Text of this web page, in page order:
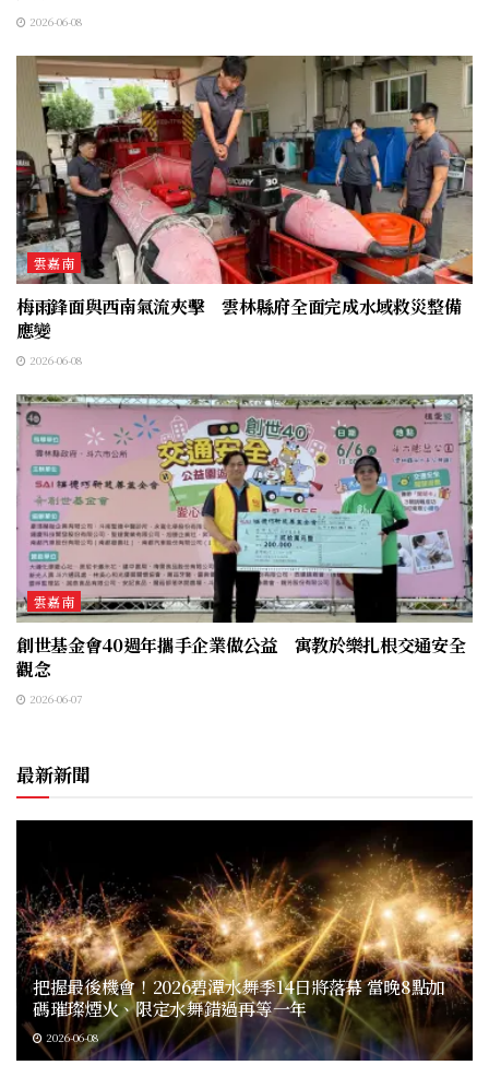
2026-06-08
雲嘉南
梅雨鋒面與西南氣流夾擊 雲林縣府全面完成水域救災整備
應變
2026-06-08
雲嘉南
創世基金會40週年攜手企業做公益 寓教於樂扎根交通安全
觀念
2026-06-07
最新新聞
把握最後機會！2026碧潭水舞季14日將落幕 當晚8點加
碼璀璨煙火、限定水舞錯過再等一年
2026-06-08